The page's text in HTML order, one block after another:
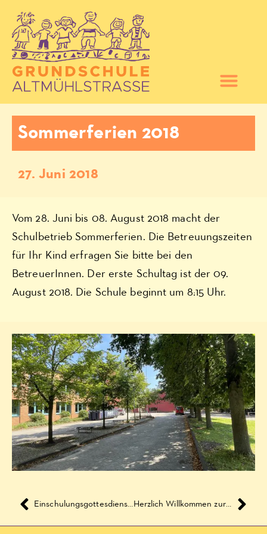
Sommerferien 2018
27. Juni 2018
Vom 28. Juni bis 08. August 2018 macht der
Schulbetrieb Sommerferien. Die Betreuungszeiten
für Ihr Kind erfragen Sie bitte bei den
BetreuerInnen. Der erste Schultag ist der 09.
August 2018. Die Schule beginnt um 8:15 Uhr.
Einschulungsgottesdienst und Einschulung für das Schuljahr 2018/2019 Herzlich Willkommen zurück :-)